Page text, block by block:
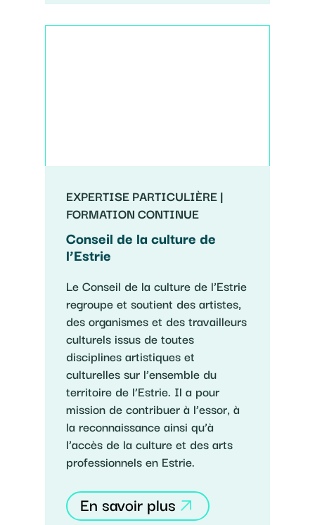
EXPERTISE PARTICULIÈRE |
FORMATION CONTINUE
Conseil de la culture de
l’Estrie
Le Conseil de la culture de l’Estrie
regroupe et soutient des artistes,
des organismes et des travailleurs
culturels issus de toutes
disciplines artistiques et
culturelles sur l’ensemble du
territoire de l’Estrie. Il a pour
mission de contribuer à l’essor, à
la reconnaissance ainsi qu’à
l’accès de la culture et des arts
professionnels en Estrie.
En savoir plus